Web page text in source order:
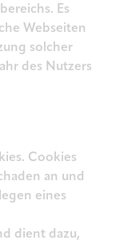
Es
Webseiten
solcher
des Nutzers
Cookies
an und
eines
dient dazu,